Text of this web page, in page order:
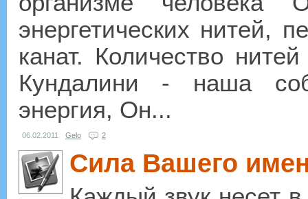
энергетических нитей,
канат. Количество
Кундалини - наша
энергия, Он...
06.02.2011 Gelo 2
Сила Вашего